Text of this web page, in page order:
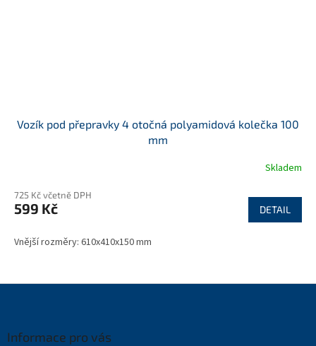
Vozík pod přepravky 4 otočná polyamidová kolečka 100
mm
Skladem
725 Kč včetně DPH
599 Kč DETAIL
Vnější rozměry: 610x410x150 mm
Informace pro vás